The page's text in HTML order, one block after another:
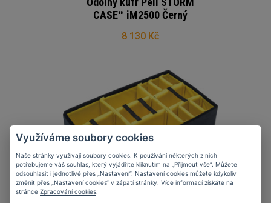
CASE™ iM2500 Černý
8 130 Kč
Využíváme soubory cookies
Naše stránky využívají soubory cookies. K používání některých z nich
potřebujeme váš souhlas, který vyjádříte kliknutím na „Přijmout vše“. Můžete
odsouhlasit i jednotlivě přes „Nastavení“. Nastavení cookies můžete kdykoliv
změnit přes „Nastavení cookies“ v zápatí stránky. Více informací získáte na
stránce Zpracování cookies